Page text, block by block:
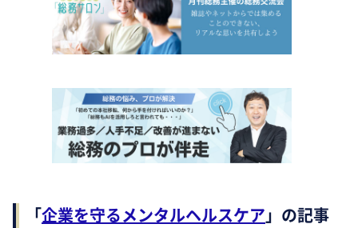
「企業を守るメンタルヘルスケア」の記事